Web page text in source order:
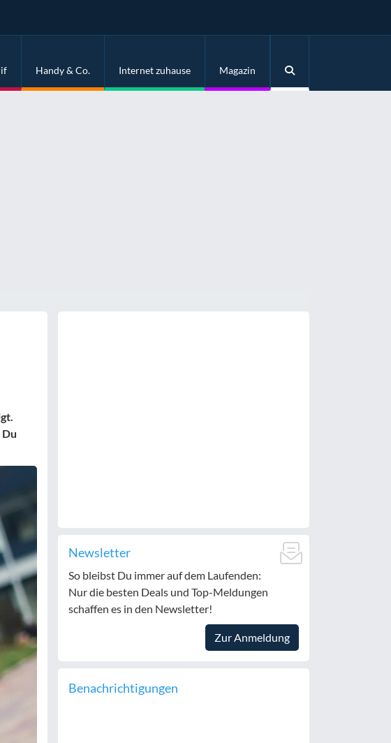
Handy & Co. Internet zuhause Magazin
Newsletter
So bleibst Du immer auf dem Laufenden:
Nur die besten Deals und Top-Meldungen
schaffen es in den Newsletter!
Zur Anmeldung
Benachrichtigungen